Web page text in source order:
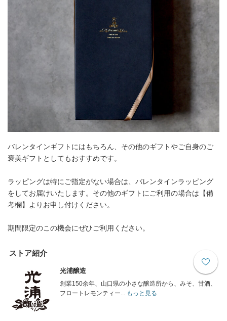
バレンタインギフトにはもちろん、その他のギフトやご自身のご
褒美ギフトとしてもおすすめです。
ラッピングは特にご指定がない場合は、バレンタインラッピング
をしてお届けいたします。その他のギフトにご利用の場合は【備
考欄】よりお申し付けください。
期間限定のこの機会にぜひご利用ください。
ストア紹介
光浦醸造
創業150余年、山口県の小さな醸造所から、みそ、甘酒、
フロートレモンティー...
もっと見る